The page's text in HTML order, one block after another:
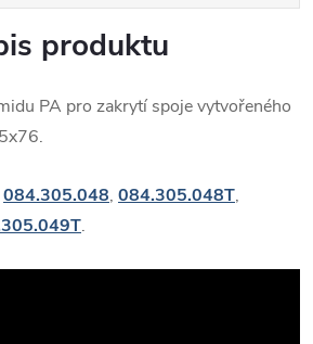
produktu
PA pro zakrytí spoje vytvořeného
084.305.048, 084.305.048T,
.